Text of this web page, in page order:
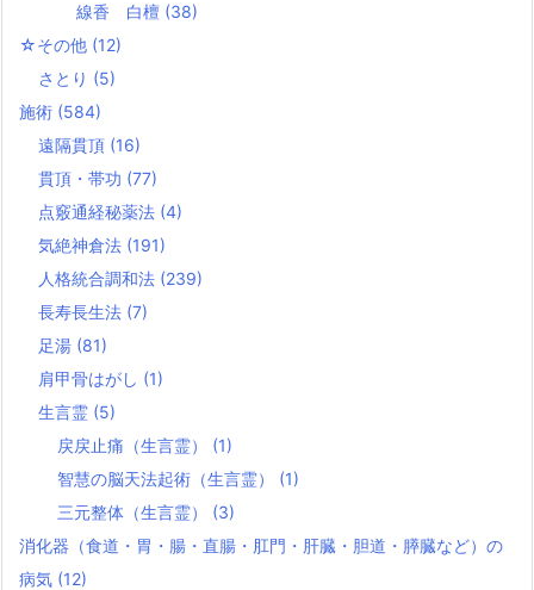
線香 白檀 (38)
☆その他 (12)
さとり (5)
施術 (584)
遠隔貫頂 (16)
貫頂・帯功 (77)
点竅通経秘薬法 (4)
気絶神倉法 (191)
人格統合調和法 (239)
長寿長生法 (7)
足湯 (81)
肩甲骨はがし (1)
生言霊 (5)
戻戻止痛（生言霊） (1)
智慧の脳天法起術（生言霊） (1)
三元整体（生言霊） (3)
消化器（食道・胃・腸・直腸・肛門・肝臓・胆道・膵臓など）の
病気 (12)